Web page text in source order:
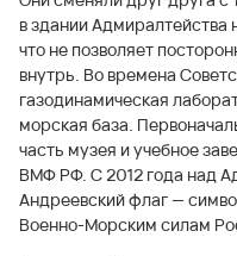
в здании
что не позволяет
внутрь. Во времена
газодинамическая
морская база.
часть музея и учебное
ВМФ РФ. С 2012 года над
Андреевский флаг —
Военно-Морским силам